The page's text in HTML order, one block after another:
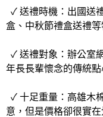
✓ 送禮時機：出國送
盒、中秋節禮盒送禮
✓ 送禮對象：辦公室
年長長輩懷念的傳統點
✓ 十足重量：高雄木
意，但是價格卻很實